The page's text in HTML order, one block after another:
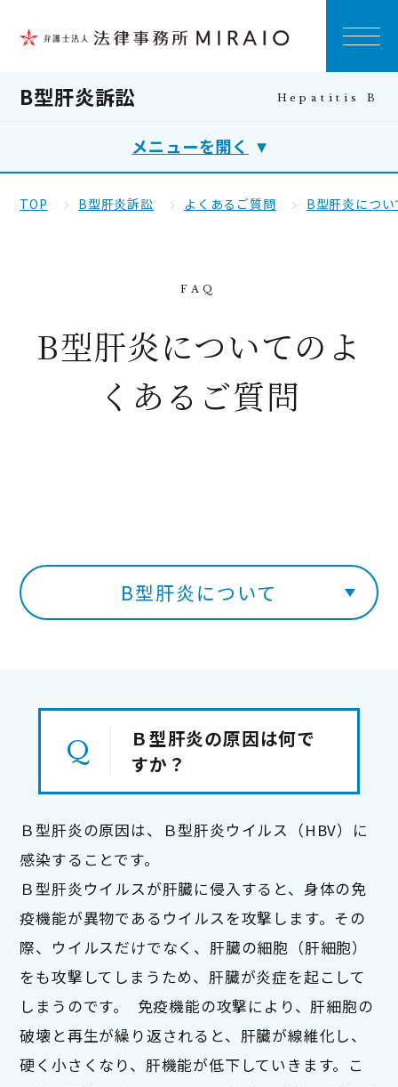
B型肝炎訴訟
メニューを開く
TOP B型肝炎訴訟 よくあるご質問 B型肝炎につい
B型肝炎についてのよ
くあるご質問
B型肝炎について
Ｂ型肝炎の原因は何で
すか？
Ｂ型肝炎の原因は、Ｂ型肝炎ウイルス（HBV）に
感染することです。
Ｂ型肝炎ウイルスが肝臓に侵入すると、身体の免
疫機能が異物であるウイルスを攻撃します。その
際、ウイルスだけでなく、肝臓の細胞（肝細胞）
をも攻撃してしまうため、肝臓が炎症を起こして
しまうのです。  免疫機能の攻撃により、肝細胞の
破壊と再生が繰り返されると、肝臓が線維化し、
硬く小さくなり、肝機能が低下していきます。こ